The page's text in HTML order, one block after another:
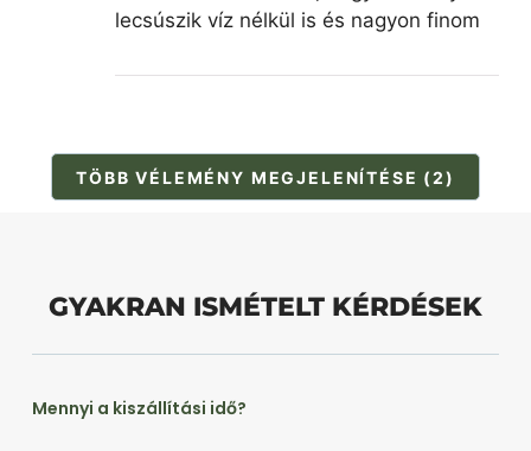
lecsúszik víz nélkül is és nagyon finom
TÖBB VÉLEMÉNY MEGJELENÍTÉSE (2)
GYAKRAN ISMÉTELT KÉRDÉSEK
Mennyi a kiszállítási idő?